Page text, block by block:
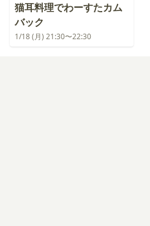
猫耳料理でわーすたカム
バック
1/18 (月) 21:30〜22:30